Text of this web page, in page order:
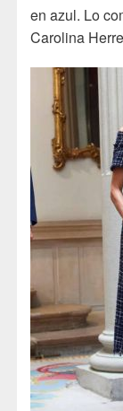
en azul. Lo
Carolina